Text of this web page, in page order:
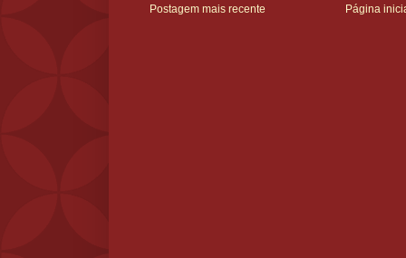
Postagem mais recente Página